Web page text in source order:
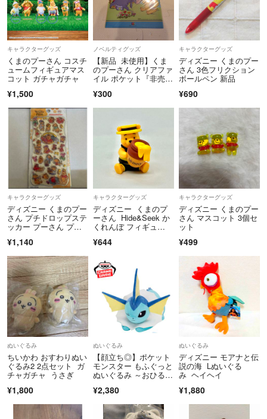
キャラクターグッズ
くまのプーさん コスチ
ュームフィギュアマス
コット ガチャガチャ
¥1,500
ノベルティグッズ
【新品 未使用】くま
のプーさん クリアファ
イル ポケット『非売
ノベルティ（非売品）
として配布されました
¥300
キャラクターグッズ
ディズニー くまのプー
さん 3色フリクション
ボールペン 新品
¥690
キャラクターグッズ
ディズニー くまのプー
さん プチドロップステ
ッカー プーさん プチ
周年 正規品
¥1,140
キャラクターグッズ
ディズニー くまのプ
ーさん Hide&Seek か
くれんぼ フィギュ
ット -
¥644
キャラクターグッズ
ディズニー くまのプー
さん マスコット 3個セ
ット
¥499
ぬいぐるみ
ちいかわ おすわりぬい
ぐるみ2 2点セット ガ
チャガチャ うさぎ
¥1,800
ぬいぐるみ
【顔立ち◎】ポケット
モンスター もふぐっと
ぬいぐるみ ～おひるね
¥2,380
ぬいぐるみ
ディズニー モアナと伝
説の海 Lぬいぐる
み ヘイヘイ
¥1,880